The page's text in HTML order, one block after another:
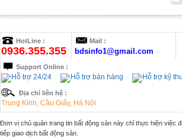
HotLine :
0936.355.355
Mail :
bdsinfo1@gmail.com
Support Online :
Hỗ trợ 24/24 Hỗ trợ bán hàng Hỗ trợ kỹ
Địa chỉ liên hệ :
Trung Kính, Cầu Giấy, Hà Nội
Đơn vị chủ quản trang tin bất động sản này chỉ thực hiện việc
tiếp giao dịch bất động sản.